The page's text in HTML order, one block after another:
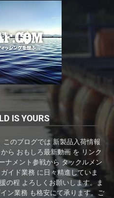
IS YOURS
のブログでは 新製品入荷情報
ら おもしろ最新動画 を リンク
ナメント参戦から タックルメン
イド業務 に日々精進していま
の程 よろしくお願いします。ま
ン業務 も格安にて承ります。ご